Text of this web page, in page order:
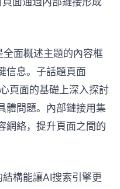
面概述主題的內容框
信息。子話題頁面
頁面的基礎上深入探討
體問題。內部鏈接用集
網絡，提升頁面之間的
構能讓AI搜索引擎更